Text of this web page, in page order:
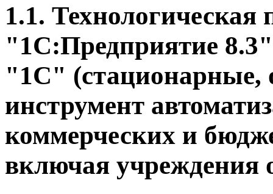
1.1. Технологическая
"1С:Предприятие
"1С" (стационарные,
инструмент
коммерческих и
включая учреждения